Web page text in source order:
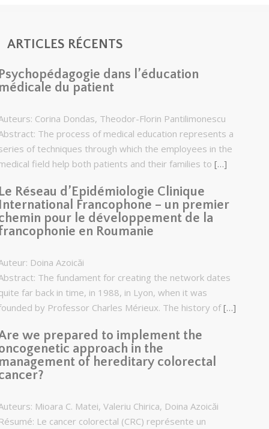
ARTICLES RÉCENTS
dans l’éducation
du patient
Corina Dondas, Theodor-Florin Pantilimonescu
The process of medical education represents a
of techniques through which the employees in the
field help both patients and their families to […]
Réseau d’Epidémiologie Clinique
Francophone – un premier
pour le développement de la
en Roumanie
Doina Azoicăi
The fundament for creating the network dates
far back in time, in 1988, in Lyon, when it was
by Professor Charles Mérieux. The history of[…]
we prepared to implement the
approach in the
of hereditary colorectal
Mioara C. Matei, Valeriu Chirica, Doina Azoicăi
Le cancer colorectal (CRC) représente un